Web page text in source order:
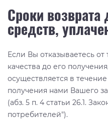
Сроки
средств,
Если Вы отказываетесь
качества до его
осуществляется в
получения нами Вашего
(абз. 5 п. 4 статьи 26.1.
потребителей").